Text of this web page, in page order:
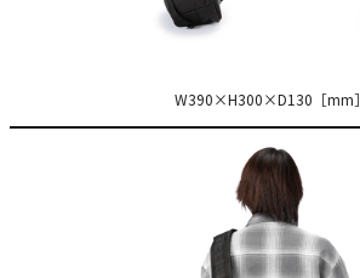
W390×H300×D130［mm］